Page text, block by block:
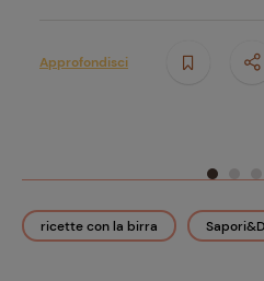
ricette con la birra
Approfondisci